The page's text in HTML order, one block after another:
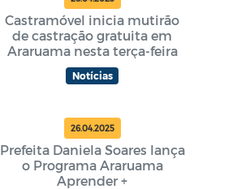
Castramóvel inicia mutirão
de castração gratuita em
Araruama nesta terça-feira
Notícias
26.04.2025
Prefeita Daniela Soares lança
o Programa Araruama
Aprender +